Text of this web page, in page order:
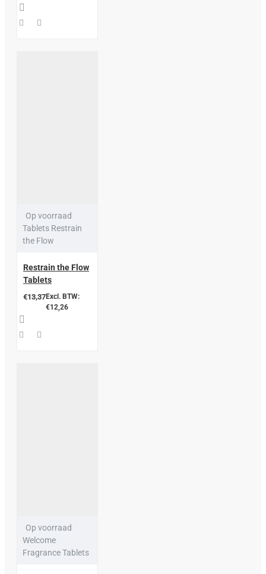
Op voorraad
Tablets Restrain
the Flow
Restrain the Flow
Tablets
€13,37Excl. BTW:
€12,26
Op voorraad
Welcome
Fragrance Tablets